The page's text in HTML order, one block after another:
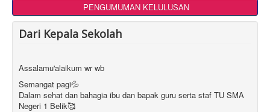
PENGUMUMAN KELULUSAN
Dari Kepala Sekolah
Assalamu'alaikum wr wb
Semangat pagi💦
Dalam sehat dan bahagia ibu dan bapak guru serta staf TU SMA
Negeri 1 Belik🥰